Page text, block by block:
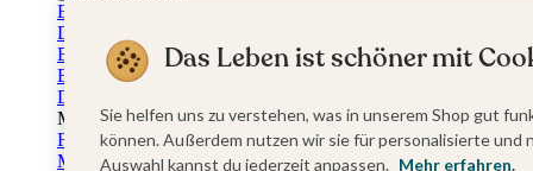
Einladungskarten Firmung
Dankeskarten Firmung
Einschulungskarten
Einladungskarten Einschulung
Danksagung Einschulung
Muttertag
Fotogeschenke Muttertag
Muttertagskarten
Das Leben ist schöner mit
Sie helfen uns zu verstehen, was in unserem Shop gut
können. Außerdem nutzen wir sie für personalisierte
Auswahl kannst du jederzeit anpassen. Mehr erfahren.